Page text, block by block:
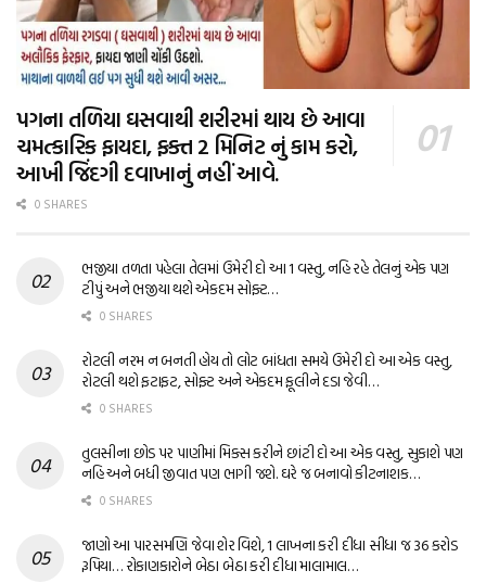
પગના તળિયા ઘસવાથી શરીરમાં થાય છે આવા
ચમત્કારિક ફાયદા, ફક્ત 2 મિનિટ નું કામ કરો,
આખી જિંદગી દવાખાનું નહીં આવે.
0 SHARES
ભજીયા તળતા પહેલા તેલમાં ઉમેરી દો આ 1 વસ્તુ, નહિ રહે તેલનું એક પણ
ટીપું અને ભજીયા થશે એકદમ સોફ્ટ…
0 SHARES
રોટલી નરમ ન બનતી હોય તો લોટ બાંધતા સમયે ઉમેરી દો આ એક વસ્તુ,
રોટલી થશે ફટાફટ, સોફ્ટ અને એકદમ ફૂલીને દડા જેવી…
0 SHARES
તુલસીના છોડ પર પાણીમાં મિક્સ કરીને છાંટી દો આ એક વસ્તુ, સુકાશે પણ
નહિ અને બધી જીવાત પણ ભાગી જશે. ઘરે જ બનાવો કીટનાશક…
0 SHARES
જાણો આ પારસમણિ જેવા શેર વિશે, 1 લાખના કરી દીધા સીધા જ 36 કરોડ
રૂપિયા… રોકાણકારોને બેઠા બેઠા કરી દીધા માલામાલ…